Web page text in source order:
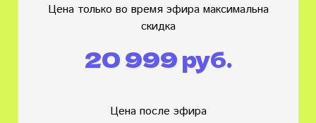
Цена только во время эфира максимальна
скидка
20 999 руб.
Цена после эфира